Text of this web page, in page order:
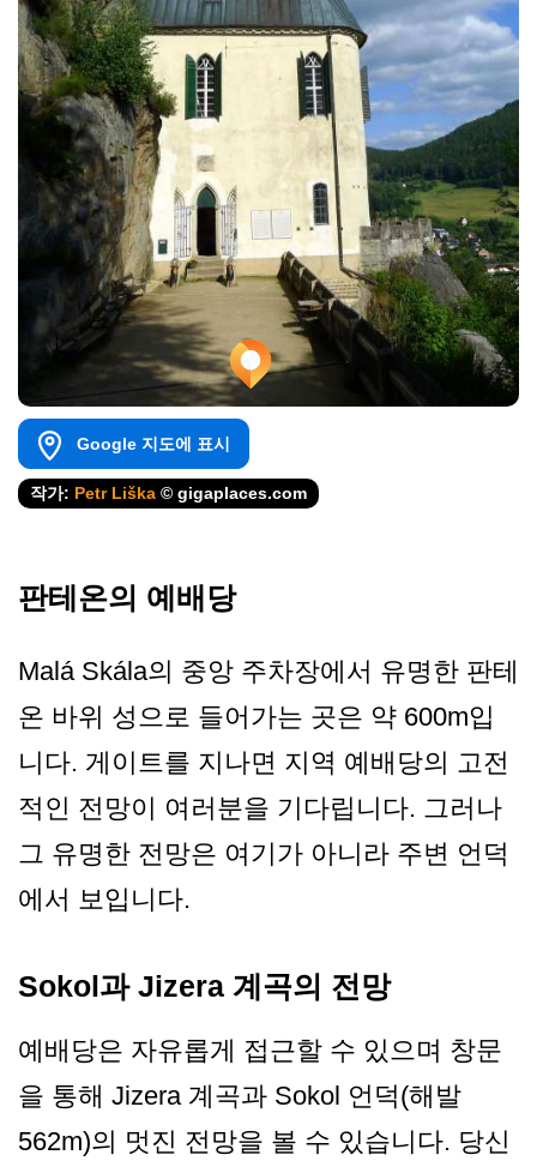
Google 지도에 표시
작가: Petr Liška © gigaplaces.com
판테온의 예배당
Malá Skála의 중앙 주차장에서 유명한 판테
온 바위 성으로 들어가는 곳은 약 600m입
니다. 게이트를 지나면 지역 예배당의 고전
적인 전망이 여러분을 기다립니다. 그러나
그 유명한 전망은 여기가 아니라 주변 언덕
에서 보입니다.
Sokol과 Jizera 계곡의 전망
예배당은 자유롭게 접근할 수 있으며 창문
을 통해 Jizera 계곡과 Sokol 언덕(해발
562m)의 멋진 전망을 볼 수 있습니다. 당신